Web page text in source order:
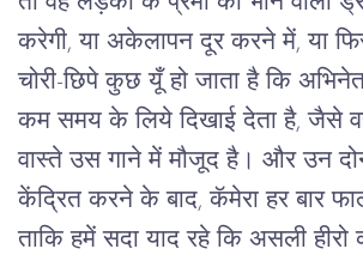
करेगी, या अकेलापन दूर करने में, या
चोरी-छिपे कुछ यूँ हो जाता है कि
कम समय के लिये दिखाई देता है, जैसे
वास्ते उस गाने में मौजूद है। और उन
केंद्रित करने के बाद, कॅमेरा हर बार
ताकि हमें सदा याद रहे कि असली हीरो